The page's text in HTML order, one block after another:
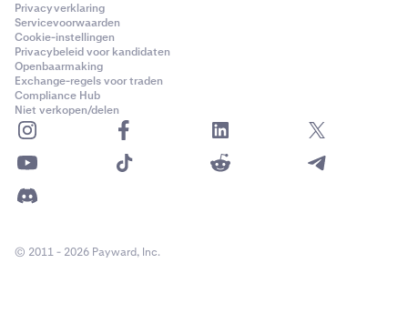
Privacyverklaring
Servicevoorwaarden
Cookie-instellingen
Privacybeleid voor kandidaten
Openbaarmaking
Exchange-regels voor traden
Compliance Hub
Niet verkopen/delen
© 2011 - 2026 Payward, Inc.